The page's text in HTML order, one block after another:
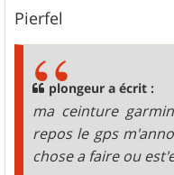
Pierfel
plongeur a écrit :
ma ceinture
repos le gps
chose a faire ou